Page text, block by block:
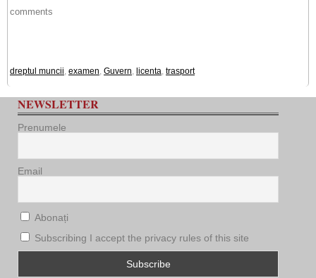
comments
dreptul muncii, examen, Guvern, licenta, trasport
NEWSLETTER
Prenumele
Email
Abonați
Subscribing I accept the privacy rules of this site